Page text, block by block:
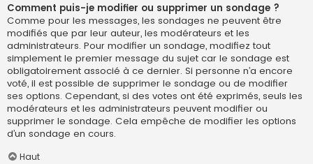
Comment puis-je modifier ou supprimer un sondage ?
Comme pour les messages, les sondages ne peuvent être
modifiés que par leur auteur, les modérateurs et les
administrateurs. Pour modifier un sondage, modifiez tout
simplement le premier message du sujet car le sondage est
obligatoirement associé à ce dernier. Si personne n’a encore
voté, il est possible de supprimer le sondage ou de modifier
ses options. Cependant, si des votes ont été exprimés, seuls les
modérateurs et les administrateurs peuvent modifier ou
supprimer le sondage. Cela empêche de modifier les options
d’un sondage en cours.
Haut